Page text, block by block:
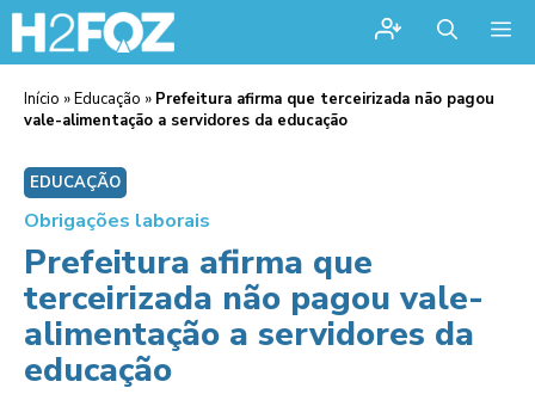
Início »Educação » Prefeitura afirma que terceirizada não pagou
vale-alimentação a servidores da educação
EDUCAÇÃO
Obrigações laborais
Prefeitura afirma que
terceirizada não pagou vale-
alimentação a servidores da
educação